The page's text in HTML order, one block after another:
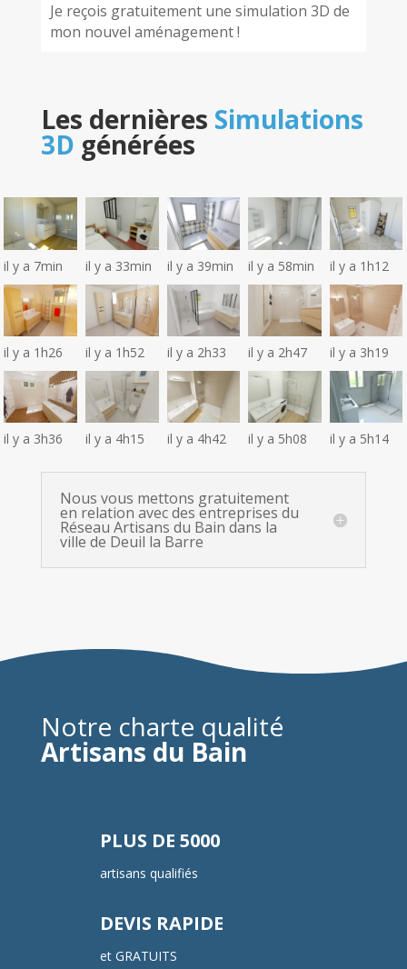
Je reçois gratuitement une simulation 3D de
mon nouvel aménagement !
Les dernières Simulations
3D générées
il y a 7min il y a 33min il y a 39min il y a 58min il y a 1h12
il y a 1h26 il y a 1h52 il y a 2h33 il y a 2h47 il y a 3h19
il y a 3h36 il y a 4h15 il y a 4h42 il y a 5h08 il y a 5h14
Nous vous mettons gratuitement
en relation avec des entreprises du
Réseau Artisans du Bain dans la
ville de Deuil la Barre
Notre charte qualité
Artisans du Bain
PLUS DE 5000
artisans qualifiés
DEVIS RAPIDE
et GRATUITS